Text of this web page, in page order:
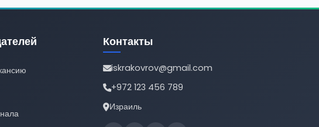
Контакты
iskrakovrov@gmail.com
+972 123 456 789
Израиль